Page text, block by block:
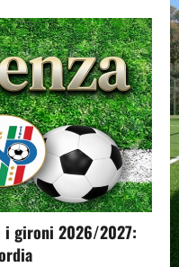
i gironi 2026/2027: